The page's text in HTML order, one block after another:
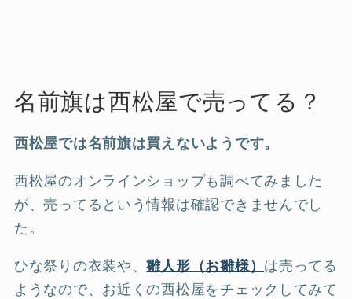
名前旗は西松屋で売ってる？
西松屋では名前旗は買えないようです。
西松屋のオンラインショップも調べてみました
が、売ってるという情報は確認できませんでし
た。
ひな祭りの衣装や、雛人形（お雛様） は売ってる
ようなので、お近くの西松屋をチェックしてみて